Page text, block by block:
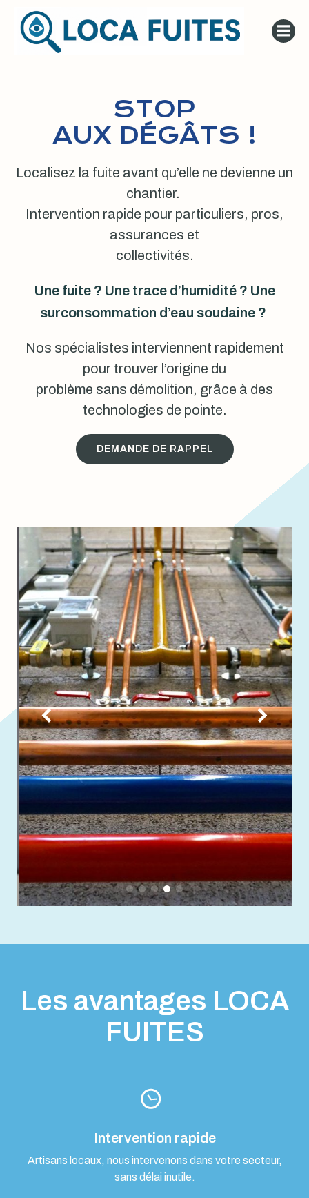
au
contenu
STOP
AUX DÉGÂTS !
Localisez la fuite avant qu’elle ne devienne un
chantier.
Intervention rapide pour particuliers, pros,
assurances et
collectivités.
Une fuite ? Une trace d’humidité ? Une
surconsommation d’eau soudaine ?
Nos spécialistes interviennent rapidement
pour trouver l’origine du
problème sans démolition, grâce à des
technologies de pointe.
DEMANDE DE RAPPEL
Les avantages LOCA
FUITES
Intervention rapide
Artisans locaux, nous intervenons dans votre secteur,
sans délai inutile.